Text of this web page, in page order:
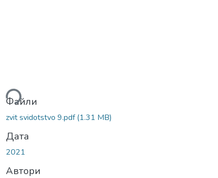
Файли
zvit svidotstvo 9.pdf(1.31 MB)
Дата
2021
Автори